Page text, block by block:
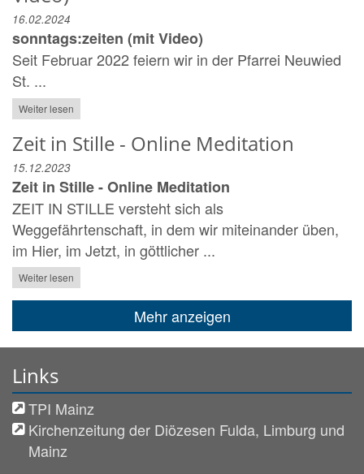
16.02.2024
sonntags:zeiten (mit Video)
Seit Februar 2022 feiern wir in der Pfarrei Neuwied
St. ...
Weiter lesen
Zeit in Stille - Online Meditation
15.12.2023
Zeit in Stille - Online Meditation
ZEIT IN STILLE versteht sich als
Weggefährtenschaft, in dem wir miteinander üben,
im Hier, im Jetzt, in göttlicher ...
Weiter lesen
Mehr anzeigen
Links
TPI Mainz
Kirchenzeitung der Diözesen Fulda, Limburg und
Mainz